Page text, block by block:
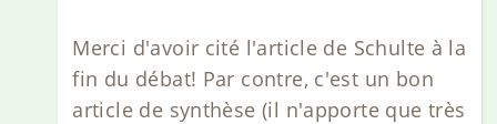
Merci d'avoir cité l'article de Schulte à la
fin du débat! Par contre, c'est un bon
article de synthèse (il n'apporte que très